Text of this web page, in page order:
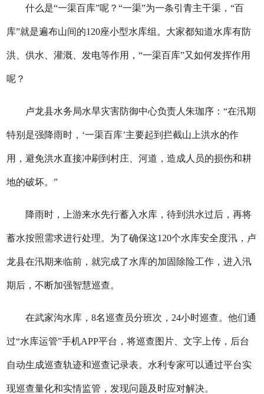
什么是“一渠百库”呢？“一渠”为一条引青主干渠，“百
库”就是遍布山间的120座小型水库组。大家都知道水库有防
洪、供水、灌溉、发电等作用，“一渠百库”又如何发挥作用
呢？
卢龙县水务局水旱灾害防御中心负责人朱珈序：“在汛期
特别是强降雨时，‘一渠百库’主要起到拦截山上洪水的作
用，避免洪水直接冲刷到村庄、河道，造成人员的损伤和耕
地的破坏。”
降雨时，上游来水先行蓄入水库，待到洪水过后，再将
蓄水按照需求进行处理。为了确保这120个水库安全度汛，卢
龙县在汛期来临前，就完成了水库的加固除险工作，进入汛
期后，不断加强智慧巡查。
在武家沟水库，8名巡查员分班次，24小时巡查。他们通
过“水库运管”手机APP平台，将巡查图片、文字上传，后台
自动生成巡查轨迹和巡查记录表。水利专家可以通过平台实
现巡查量化和实情监管，发现问题及时应对解决。